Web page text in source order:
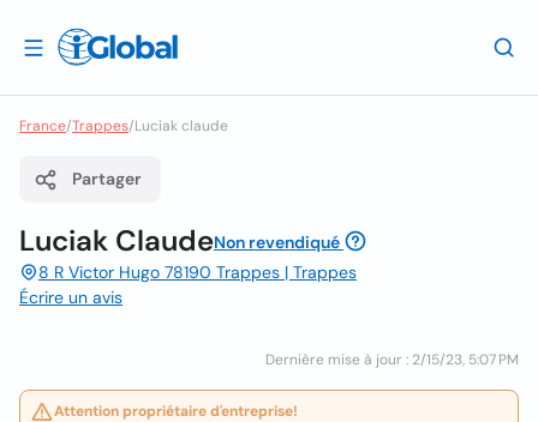
France/Trappes/Luciak claude
Partager
Luciak ClaudeNon revendiqué
8 R Victor Hugo 78190 Trappes | Trappes
Écrire un avis
Dernière mise à jour : 2/15/23, 5:07 PM
Attention propriétaire d'entreprise!